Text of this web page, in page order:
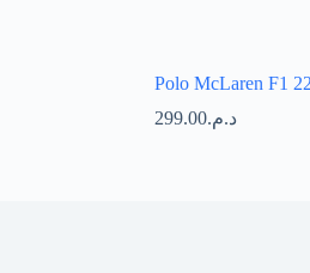
Polo McLaren F1
د.م.299.00